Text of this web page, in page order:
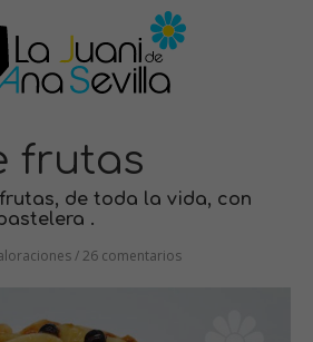
frutas
de toda la vida, con
.
/ 26 comentarios